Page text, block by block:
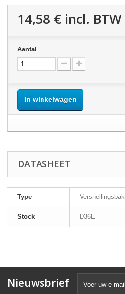
14,58 € incl. BTW
Aantal
In winkelwagen
DATASHEET
Type Versnellingsbak
Stock D36E
Nieuwsbrief